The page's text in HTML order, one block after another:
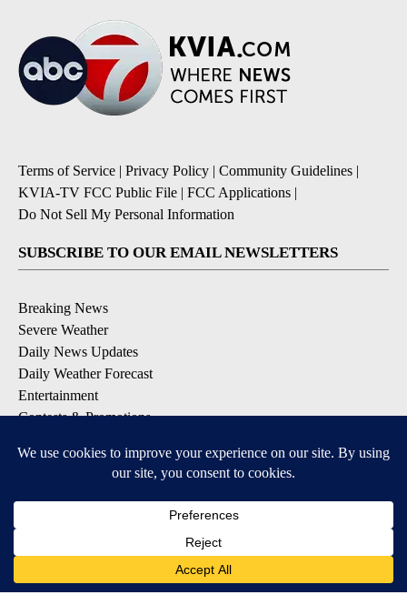
Terms of Service | Privacy Policy | Community Guidelines |
KVIA-TV FCC Public File | FCC Applications |
Do Not Sell My Personal Information
SUBSCRIBE TO OUR EMAIL NEWSLETTERS
Breaking News
Severe Weather
Daily News Updates
Daily Weather Forecast
Entertainment
Contests & Promotions
DOWNLOAD OUR APPS
Available for iOS and Android